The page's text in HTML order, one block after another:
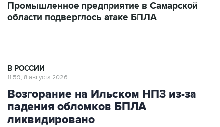
Промышленное предприятие в Самарской
области подверглось атаке БПЛА
В РОССИИ
11:59, 8 августа 2026
Возгорание на Ильском НПЗ из-за
падения обломков БПЛА
ликвидировано